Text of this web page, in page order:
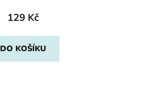
129 Kč
DO KOŠÍKU